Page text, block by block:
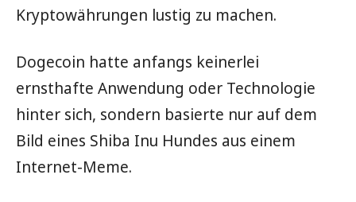
Kryptowährungen lustig zu machen.
Dogecoin hatte anfangs keinerlei
ernsthafte Anwendung oder Technologie
hinter sich, sondern basierte nur auf dem
Bild eines Shiba Inu Hundes aus einem
Internet-Meme.